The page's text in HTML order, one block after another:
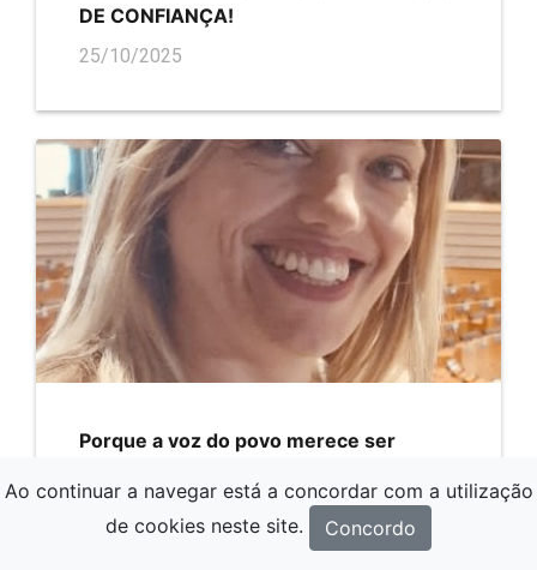
DE CONFIANÇA!
25/10/2025
Porque a voz do povo merece ser
Ao continuar a navegar está a concordar com a utilização
de cookies neste site.
Concordo